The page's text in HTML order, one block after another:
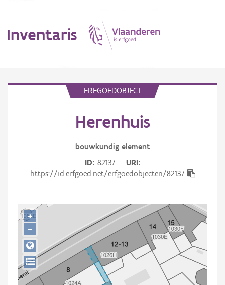
Inventaris
Gebeurtenis
Persoon of collectief
Downloads
Hergebruik
ERFGOEDOBJECT
Herenhuis
bouwkundig element
ID 82137
URI
https://id.erfgoed.net/erfgoedobjecten/82137
+
−